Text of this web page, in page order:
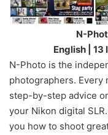
N-
English | 13
N-Photo is the
photographers. Every
step-by-step advice
your Nikon digital
you how to shoot